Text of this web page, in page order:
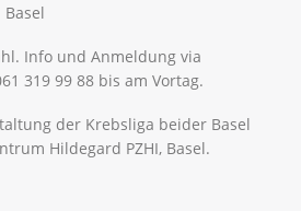
Basel
Info und Anmeldung via
319 99 88 bis am Vortag.
der Krebsliga beider Basel
Hildegard PZHI, Basel.